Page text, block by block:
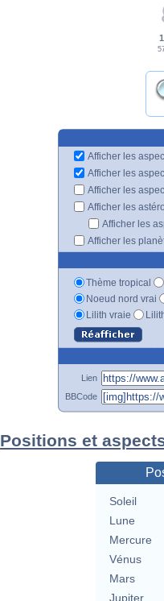
Afficher les
Afficher les
Afficher les
Afficher les
Afficher les
Afficher les
Thème tropical
Noeud nord vrai
Lilith vraie
Lien
BBCode
Positions et
Soleil
Lune
Mercure
Vénus
Mars
Jupiter